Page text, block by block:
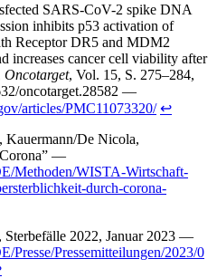
SARS-CoV-2 spike DNA
inhibits p53 activation of
Receptor DR5 and MDM2
increases cancer cell viability after
Oncotarget, Vol. 15, S. 275–284,
oncotarget.28582 —
articles/PMC11073320/ ↩︎
Kauermann/De Nicola,
—
Methoden/WISTA-Wirtschaft-
durch-corona-
Sterbefälle 2022, Januar 2023 —
Presse/Pressemitteilungen/2023/0